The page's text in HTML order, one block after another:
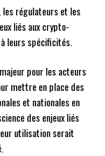
, les régulateurs et les
liés aux crypto-
leurs spécificités.
pour les acteurs
mettre en place des
et nationales en
des enjeux liés
utilisation serait